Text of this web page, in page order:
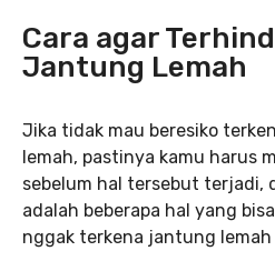
Cara agar
Jantung Lemah
Jika tidak mau beresiko
lemah, pastinya kamu harus
sebelum hal tersebut terjadi,
adalah beberapa hal yang
nggak terkena jantung